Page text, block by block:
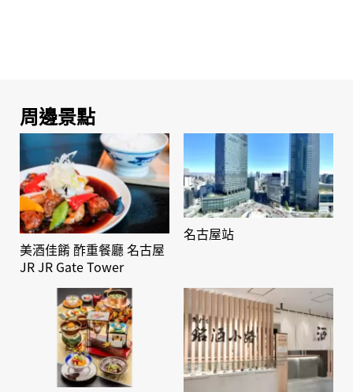
周邊景點
美酒佳餚 酢重餐廳 名古屋
JR JR Gate Tower
名古屋站